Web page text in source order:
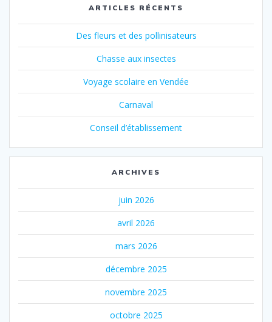
ARTICLES RÉCENTS
Des fleurs et des pollinisateurs
Chasse aux insectes
Voyage scolaire en Vendée
Carnaval
Conseil d’établissement
ARCHIVES
juin 2026
avril 2026
mars 2026
décembre 2025
novembre 2025
octobre 2025